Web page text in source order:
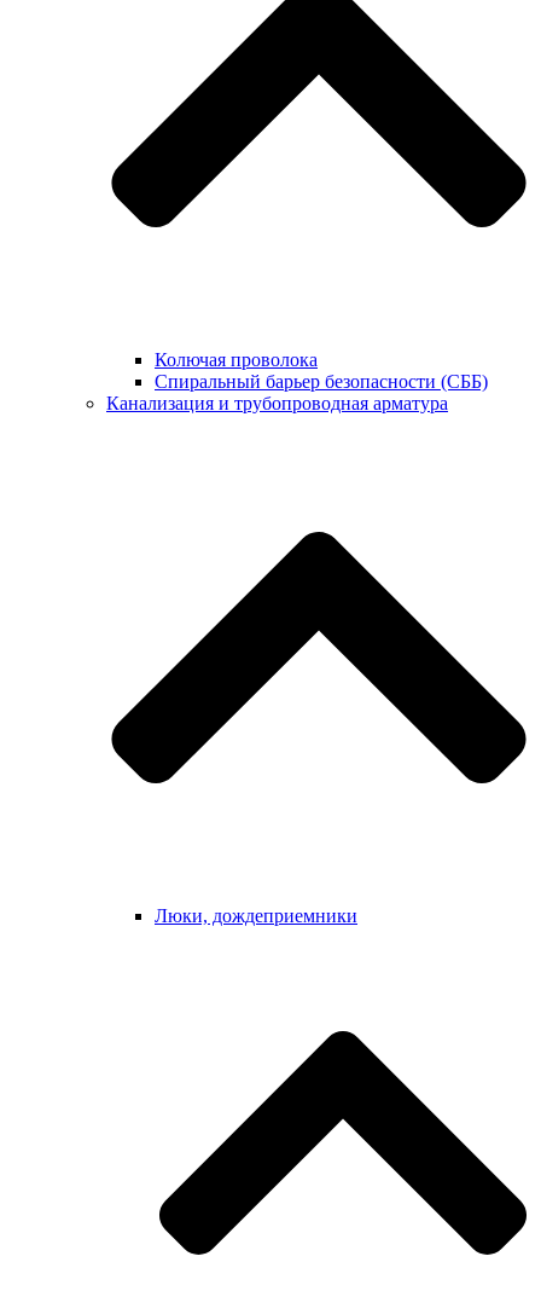
Колючая проволока
Спиральный барьер безопасности (СББ)
Канализация и трубопроводная арматура
Люки, дождеприемники